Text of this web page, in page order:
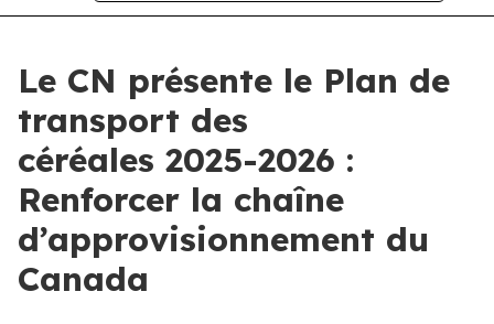
Le CN présente le Plan de
transport des
céréales 2025-2026 :
Renforcer la chaîne
d’approvisionnement du
Canada